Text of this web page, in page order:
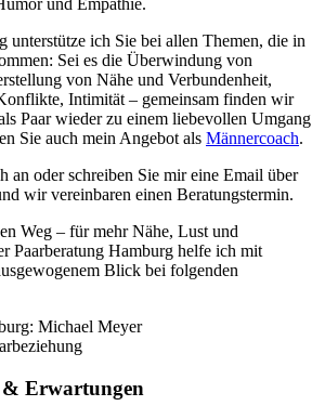
und Empathie.
unterstütze ich Sie bei allen Themen, die in
Sei es die Überwindung von
von Nähe und Verbundenheit,
Intimität – gemeinsam finden wir
Paar wieder zu einem liebevollen Umgang
Sie auch mein Angebot als Männercoach.
an oder schreiben Sie mir eine Email über
wir vereinbaren einen Beratungstermin.
Weg – für mehr Nähe, Lust und
Paarberatung Hamburg helfe ich mit
Blick bei folgenden
Erwartungen